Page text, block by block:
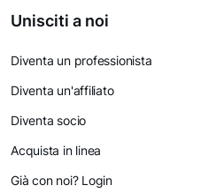
Unisciti a noi
Diventa un professionista
Diventa un'affiliato
Diventa socio
Acquista in linea
Già con noi? Login